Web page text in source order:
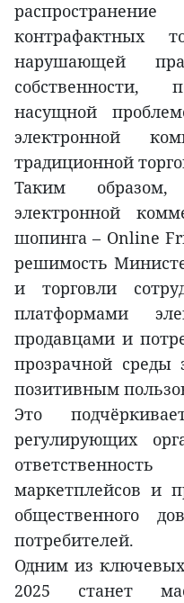
контрафактных
нарушающей
собственности,
насущной
электронной
традиционной
Таким образом,
электронной
шопинга – Online
решимость
и торговли
платформами
продавцами и
прозрачной среды
позитивным
Это
регулирующих
маркетплейсов и
общественного
потребителей.
Одним из
2025 станет